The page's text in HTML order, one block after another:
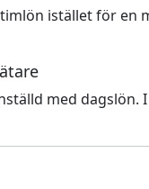
istället för en
med dagslön.